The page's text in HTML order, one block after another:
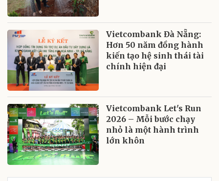
Vietcombank Đà Nẵng:
Hơn 50 năm đồng hành
kiến tạo hệ sinh thái tài
chính hiện đại
Vietcombank Let's Run
2026 – Mỗi bước chạy
nhỏ là một hành trình
lớn khôn